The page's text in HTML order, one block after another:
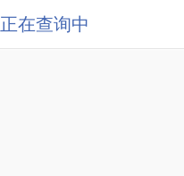
正在查询中